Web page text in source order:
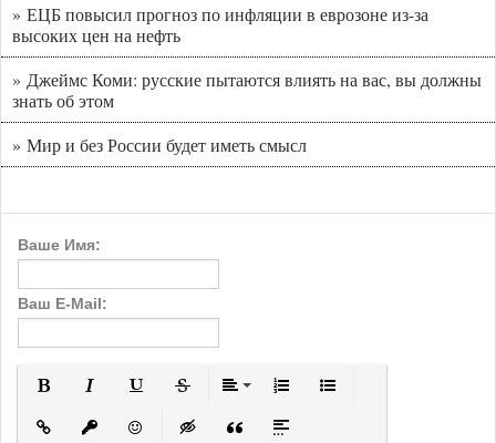
» ЕЦБ повысил прогноз по инфляции в еврозоне из-за
высоких цен на нефть
» Джеймс Коми: русские пытаются влиять на вас, вы должны
знать об этом
» Мир и без России будет иметь смысл
Ваше Имя:
Ваш E-Mail: